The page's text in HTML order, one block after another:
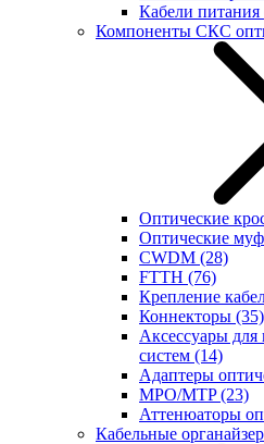
Кабели питания
Компоненты СКС
Оптические
Оптические
CWDM (28)
FTTH (76)
Крепление
Коннекторы (35)
Аксессуары для
систем (14)
Адаптеры
MPO/MTP(23)
Аттенюаторы
Кабельные